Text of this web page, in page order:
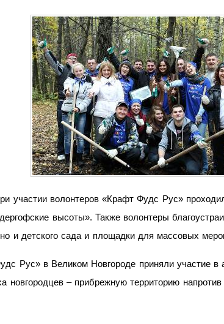
участии волонтеров «Крафт Фудс Рус»
высоты». Также волонтеры
и детского сада и площадки для массовых
Рус» в Великом Новгороде приняли участие в
новгородцев – прибрежную территорию